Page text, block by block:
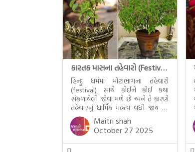
કારતક માસના તહેવારો (Festival of Kartik)
હિન્દુ ધર્મમાં મોટાભાગના તહેવારો
(festival) સાથે કોઈને કોઈ કથા
સંકળાયેલી જોવા મળે છે અને તે કારણે
તહેવારનું ધાર્મિક મહત્ત્વ વધી જાય છે.
For example, હાલમાં જ પ્રકાશનો
તહેવાર દિવાળી(diwali)ની ઉજવણી
થઈ. પરંતુ અષાઢ મહિનામાં આવતી
દેવપોઢી અગિયારસથી લઈને કારતિક
Maitri shah
October 27 2025